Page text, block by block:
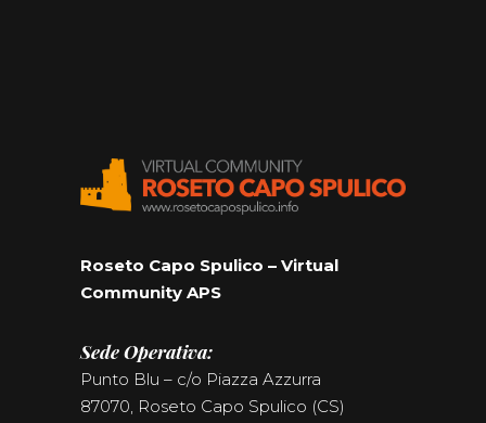
Roseto Capo Spulico – Virtual
Community APS
Sede Operativa:
Punto Blu – c/o Piazza Azzurra
87070, Roseto Capo Spulico (CS)